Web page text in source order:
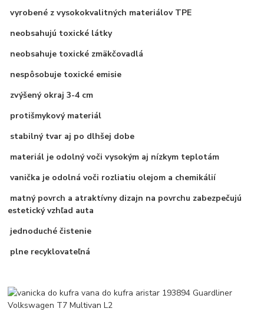
vyrobené z vysokokvalitných materiálov TPE
neobsahujú toxické látky
neobsahuje toxické zmäkčovadlá
nespôsobuje toxické emisie
zvýšený okraj 3-4 cm
protišmykový materiál
stabilný tvar aj po dlhšej dobe
materiál je odolný voči vysokým aj nízkym teplotám
vanička je odolná voči rozliatiu olejom a chemikálií
matný povrch a atraktívny dizajn na povrchu zabezpečujú
estetický vzhľad auta
jednoduché čistenie
plne recyklovateľná